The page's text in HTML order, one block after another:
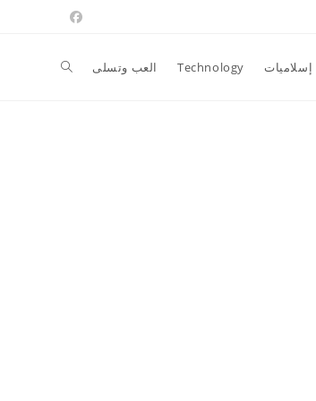
إسلاميات Technology العب وتسلى Toggle